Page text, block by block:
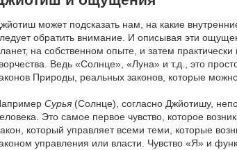
может подсказать нам, на какие
обратить внимание. И описывая эти
на собственном опыте, и затем
Ведь «Солнце», «Луна» и т.д., это
Природы, реальных законов, которые
Сурья (Солнце), согласно Джйотишу,
Это самое первое чувство, которое
который управляет всеми теми, которые
управления или власти. Чувство «Я» и